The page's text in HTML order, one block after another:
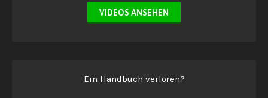
VIDEOS ANSEHEN
Ein Handbuch verloren?